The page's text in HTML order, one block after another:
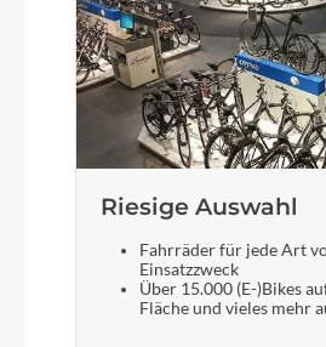
Riesige Auswahl
Fahrräder für jede Art
Einsatzzweck
Über 15.000 (E-)Bikes
Fläche und vieles mehr